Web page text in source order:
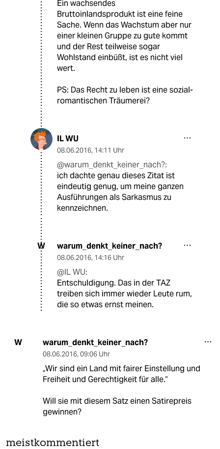
Ein wachsendes
Bruttoinlandsprodukt ist eine feine
Sache. Wenn das Wachstum aber nur
einer kleinen Gruppe zu gute kommt
und der Rest teilweise sogar
Wohlstand einbüßt, ist es nicht viel
wert.
PS: Das Recht zu leben ist eine sozial-
romantischen Träumerei?
IL WU
08.06.2016, 14:11 Uhr
@warum_denkt_keiner_nach?:
ich dachte genau dieses Zitat ist
eindeutig genug, um meine ganzen
Ausführungen als Sarkasmus zu
kennzeichnen.
W warum_denkt_keiner_nach?
08.06.2016, 14:16 Uhr
@IL WU:
Entschuldigung. Das in der TAZ
treiben sich immer wieder Leute rum,
die so etwas ernst meinen.
W warum_denkt_keiner_nach?
08.06.2016, 09:06 Uhr
„Wir sind ein Land mit fairer Einstellung und
Freiheit und Gerechtigkeit für alle.“
Will sie mit diesem Satz einen Satirepreis
gewinnen?
meistkommentiert